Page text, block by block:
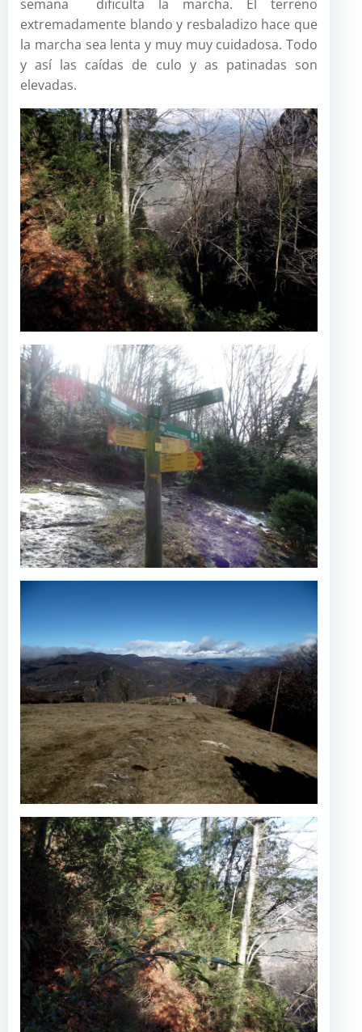
semana dificulta la marcha. El terreno
extremadamente blando y resbaladizo hace que
la marcha sea lenta y muy muy cuidadosa. Todo
y así las caídas de culo y as patinadas son
elevadas.